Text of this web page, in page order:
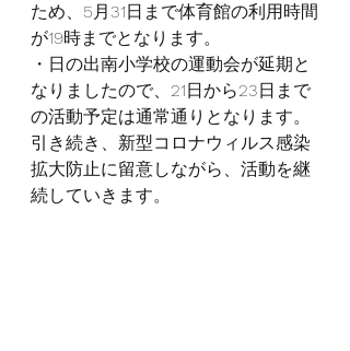
ため、5月31日まで体育館の利用時間
が19時までとなります。
・日の出南小学校の運動会が延期と
なりましたので、21日から23日まで
の活動予定は通常通りとなります。
引き続き、新型コロナウィルス感染
拡大防止に留意しながら、活動を継
続していきます。